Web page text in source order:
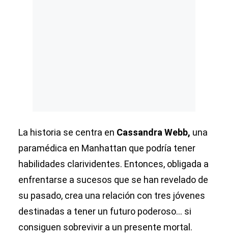
La historia se centra en Cassandra Webb, una
paramédica en Manhattan que podría tener
habilidades clarividentes. Entonces, obligada a
enfrentarse a sucesos que se han revelado de
su pasado, crea una relación con tres jóvenes
destinadas a tener un futuro poderoso... si
consiguen sobrevivir a un presente mortal.